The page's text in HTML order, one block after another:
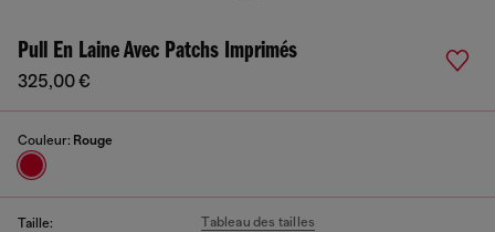
Pull En Laine Avec Patchs Imprimés
325,00 €
Couleur: Rouge
Taille: Tableau des tailles